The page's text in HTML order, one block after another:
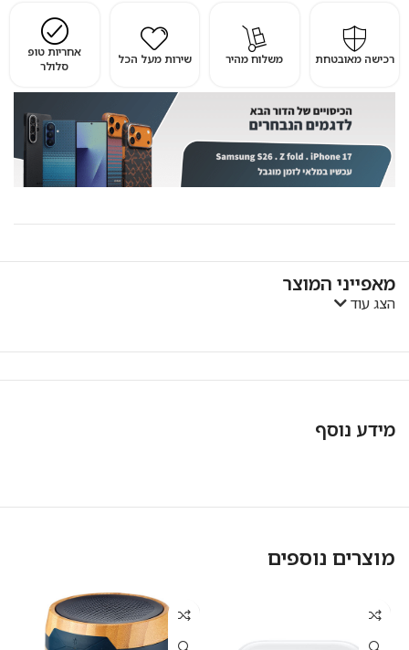
רכישה מאובטחת משלוח מהיר שירות מעל הכל
אחריות טופ
סלולר
מאפייני המוצר
הצג עוד
מידע נוסף
מוצרים נוספים